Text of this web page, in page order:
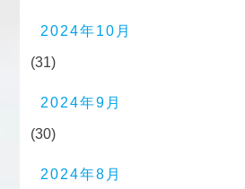
2024年10月
(31)
2024年9月
(30)
2024年8月